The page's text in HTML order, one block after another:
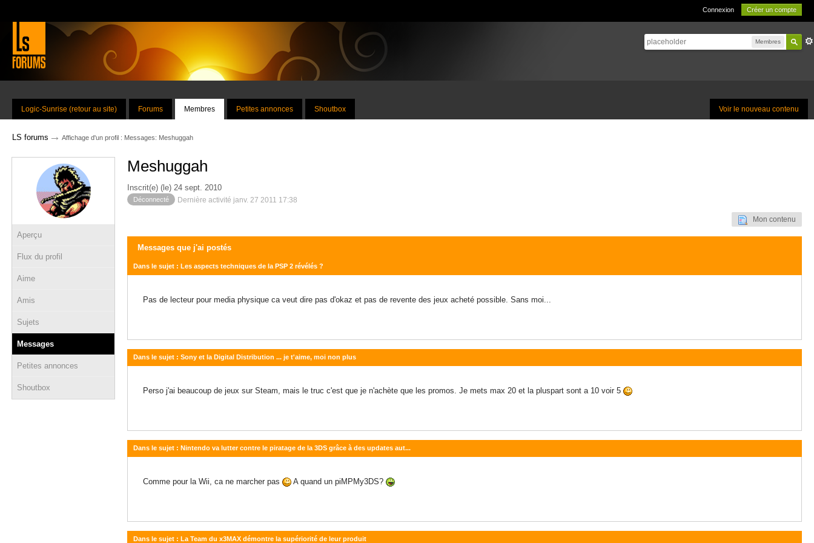
Connexion Créer un compte
Membres
Voir le nouveau contenu
Logic-Sunrise (retour au site) Forums Membres Petites annonces Shoutbox
LS forums → Affichage d'un profil : Messages: Meshuggah
Aperçu
Flux du profil
Aime
Amis
Sujets
Messages
Petites annonces
Shoutbox
Meshuggah
Inscrit(e) (le) 24 sept. 2010
Déconnecté Dernière activité janv. 27 2011 17:38
Mon contenu
Messages que j'ai postés
Dans le sujet : Les aspects techniques de la PSP 2 révélés ?
Pas de lecteur pour media physique ca veut dire pas d'okaz et pas de revente des jeux acheté possible. Sans moi...
Dans le sujet : Sony et la Digital Distribution ... je t'aime, moi non plus
Perso j'ai beaucoup de jeux sur Steam, mais le truc c'est que je n'achète que les promos. Je mets max 20 et la pluspart sont a 10 voir 5
Dans le sujet : Nintendo va lutter contre le piratage de la 3DS grâce à des updates aut...
Comme pour la Wii, ca ne marcher pas A quand un piMPMy3DS?
Dans le sujet : La Team du x3MAX démontre la supériorité de leur produit